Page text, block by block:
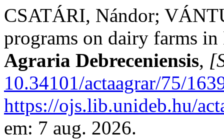
CSATÁRI, Nándor;
programs on dairy farms
Agraria Debreceniensis,
10.34101/actaagrar/75/
https://ojs.lib.unideb.hu/
em: 7 aug. 2026.